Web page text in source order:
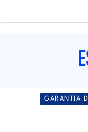
contenido
GARANTÍA